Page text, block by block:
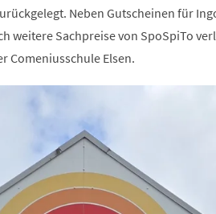
Neben Gutscheinen für
weitere Sachpreise von SpoSpiTo
Comeniusschule Elsen.